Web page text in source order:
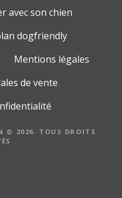
avec son chien
dogfriendly
Mentions légales
de vente
© 2026. TOUS DROITS